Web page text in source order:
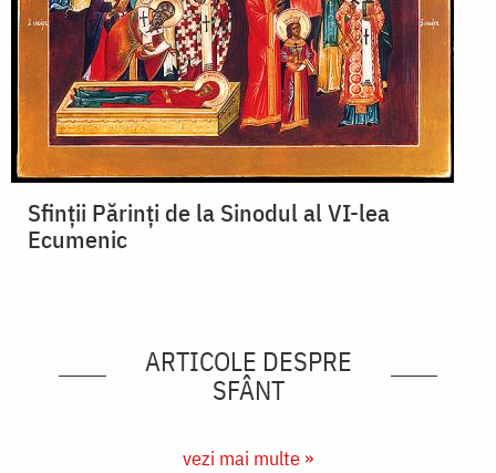
Sfinţii Părinţi de la Sinodul al VI-lea
Ecumenic
ARTICOLE DESPRE
SFÂNT
vezi mai multe »